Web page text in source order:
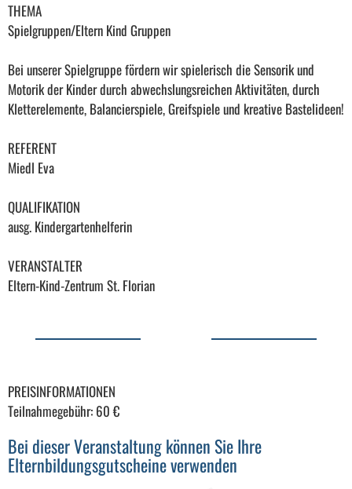
THEMA
Spielgruppen/Eltern Kind Gruppen
Bei unserer Spielgruppe fördern wir spielerisch die Sensorik und
Motorik der Kinder durch abwechslungsreichen Aktivitäten, durch
Kletterelemente, Balancierspiele, Greifspiele und kreative Bastelideen!
REFERENT
Miedl Eva
QUALIFIKATION
ausg. Kindergartenhelferin
VERANSTALTER
Eltern-Kind-Zentrum St. Florian
PREISINFORMATIONEN
Teilnahmegebühr: 60 €
Bei dieser Veranstaltung können Sie Ihre
Elternbildungsgutscheine verwenden